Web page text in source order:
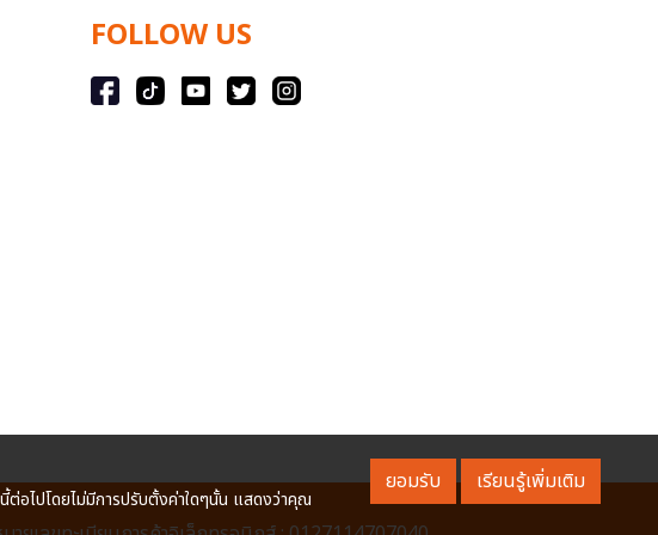
FOLLOW US
ต่อไปโดยไม่มีการปรับตั้งค่าใดๆนั้น แสดงว่าคุณ
ยอมรับ เรียนรู้เพิ่มเติม